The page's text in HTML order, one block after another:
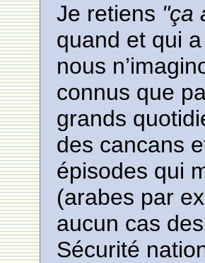
Je retiens "ça
quand et qui
nous
connus que
grands
des cancans
épisodes qui
(arabes par
aucun cas
Sécurité